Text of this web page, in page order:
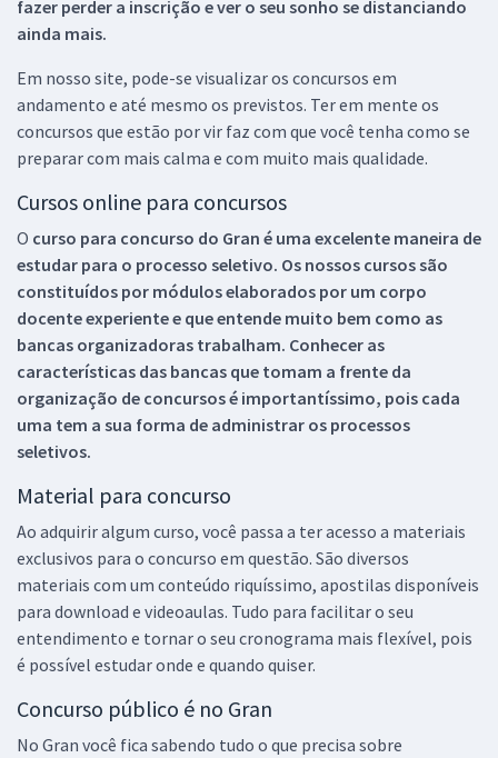
fazer perder a inscrição e ver o seu sonho se distanciando
ainda mais.
Em nosso site, pode-se visualizar os concursos em
andamento e até mesmo os previstos. Ter em mente os
concursos que estão por vir faz com que você tenha como se
preparar com mais calma e com muito mais qualidade.
Cursos online para concursos
O curso para concurso do Gran é uma excelente maneira de
estudar para o processo seletivo. Os nossos cursos são
constituídos por módulos elaborados por um corpo
docente experiente e que entende muito bem como as
bancas organizadoras trabalham. Conhecer as
características das bancas que tomam a frente da
organização de concursos é importantíssimo, pois cada
uma tem a sua forma de administrar os processos
seletivos.
Material para concurso
Ao adquirir algum curso, você passa a ter acesso a materiais
exclusivos para o concurso em questão. São diversos
materiais com um conteúdo riquíssimo, apostilas disponíveis
para download e videoaulas. Tudo para facilitar o seu
entendimento e tornar o seu cronograma mais flexível, pois
é possível estudar onde e quando quiser.
Concurso público é no Gran
No Gran você fica sabendo tudo o que precisa sobre